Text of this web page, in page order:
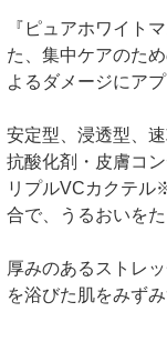
『ピュアホワイト
た、集中ケアのた
よるダメージにア
安定型、浸透型、
抗酸化剤・皮膚コ
リプルVCカクテ
合で、うるおいを
厚みのあるストレ
を浴びた肌をみず